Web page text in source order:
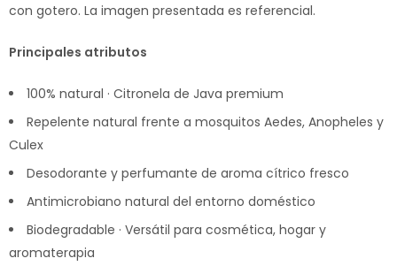
con gotero. La imagen presentada es referencial.
Principales atributos
100% natural · Citronela de Java premium
Repelente natural frente a mosquitos Aedes, Anopheles y
Culex
Desodorante y perfumante de aroma cítrico fresco
Antimicrobiano natural del entorno doméstico
Biodegradable · Versátil para cosmética, hogar y
aromaterapia